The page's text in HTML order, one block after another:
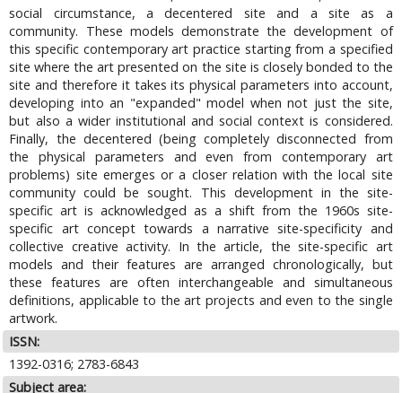
social circumstance, a decentered site and a site as a
community. These models demonstrate the development of
this specific contemporary art practice starting from a specified
site where the art presented on the site is closely bonded to the
site and therefore it takes its physical parameters into account,
developing into an "expanded" model when not just the site,
but also a wider institutional and social context is considered.
Finally, the decentered (being completely disconnected from
the physical parameters and even from contemporary art
problems) site emerges or a closer relation with the local site
community could be sought. This development in the site-
specific art is acknowledged as a shift from the 1960s site-
specific art concept towards a narrative site-specificity and
collective creative activity. In the article, the site-specific art
models and their features are arranged chronologically, but
these features are often interchangeable and simultaneous
definitions, applicable to the art projects and even to the single
artwork.
ISSN:
1392-0316; 2783-6843
Subject area: